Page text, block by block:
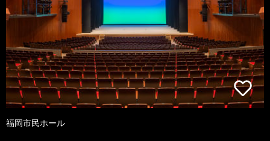
福岡市民ホール